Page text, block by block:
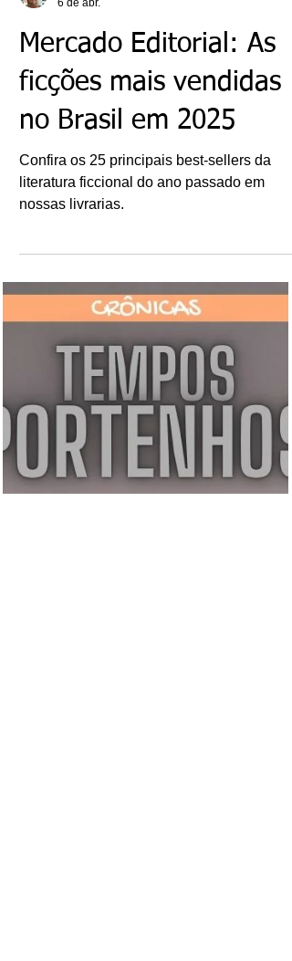
Mercado Editorial: As
ficções mais vendidas
no Brasil em 2025
Confira os 25 principais best-sellers da
literatura ficcional do ano passado em
nossas livrarias.